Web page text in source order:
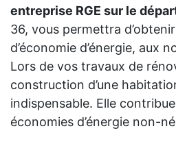
entreprise RGE sur le
36, vous permettra
d’économie d’énergie, aux
Lors de vos travaux de
construction d’une
indispensable. Elle
économies d’énergie non-